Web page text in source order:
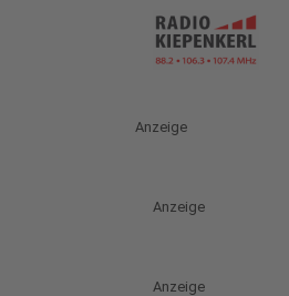
Anzeige
Anzeige
Anzeige